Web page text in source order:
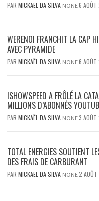
PAR MICKAËL DA SILVA NONE6
WERENOI FRANCHIT LA CAP
AVEC PYRAMIDE
PAR MICKAËL DA SILVA NONE6
ISHOWSPEED A FRÔLÉ LA
MILLIONS D’ABONNÉS
PAR MICKAËL DA SILVA NONE3
TOTAL ENERGIES SOUTIENT
DES FRAIS DE CARBURANT
PAR MICKAËL DA SILVA NONE2